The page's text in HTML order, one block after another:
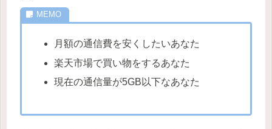
月額の通信費を安くしたいあなた
楽天市場で買い物をするあなた
現在の通信量が5GB以下なあなた